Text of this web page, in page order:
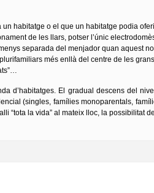
habitatge o el que un habitatge podia
de les llars, potser l’únic
separada del menjador quan aquest
més enllà del centre de les
d’habitatges. El gradual descens del
(singles, famílies monoparentals,
“tota la vida” al mateix lloc, la possibilitat